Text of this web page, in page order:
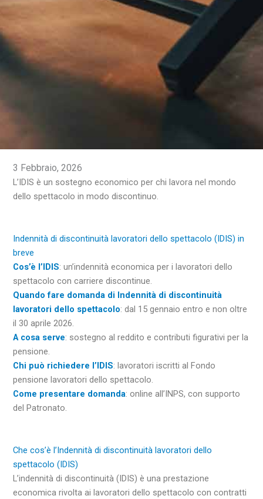
3 Febbraio, 2026
L’IDIS è un sostegno economico per chi lavora nel mondo
dello spettacolo in modo discontinuo.
Indennità di discontinuità lavoratori dello spettacolo (IDIS) in
breve
Cos’è l’IDIS: un’indennità economica per i lavoratori dello
spettacolo con carriere discontinue.
Quando fare domanda di Indennità di discontinuità
lavoratori dello spettacolo: dal 15 gennaio entro e non oltre
il 30 aprile 2026.
A cosa serve: sostegno al reddito e contributi figurativi per la
pensione.
Chi può richiedere l’IDIS: lavoratori iscritti al Fondo
pensione lavoratori dello spettacolo.
Come presentare domanda: online all’INPS, con supporto
del Patronato.
Che cos’è l’Indennità di discontinuità lavoratori dello
spettacolo (IDIS)
L’indennità di discontinuità (IDIS) è una prestazione
economica rivolta ai lavoratori dello spettacolo con contratti